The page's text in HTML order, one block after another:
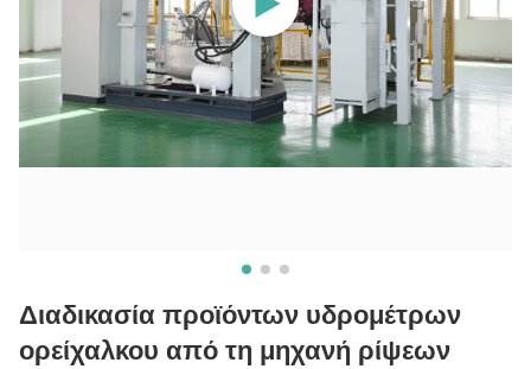
Διαδικασία προϊόντων υδρομέτρων
ορείχαλκου από τη μηχανή ρίψεων